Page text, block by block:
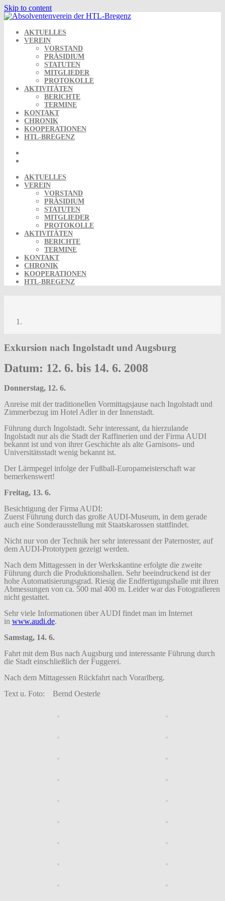
Skip to content
AKTUELLES
VEREIN
VORSTAND
PRÄSIDIUM
STATUTEN
MITGLIEDER
PROTOKOLLE
AKTIVITÄTEN
BERICHTE
TERMINE
KONTAKT
CHRONIK
KOOPERATIONEN
HTL-BREGENZ
AKTUELLES
VEREIN
VORSTAND
PRÄSIDIUM
STATUTEN
MITGLIEDER
PROTOKOLLE
AKTIVITÄTEN
BERICHTE
TERMINE
KONTAKT
CHRONIK
KOOPERATIONEN
HTL-BREGENZ
Exkursion nach Ingolstadt und Augsburg
Datum: 12. 6. bis 14. 6. 2008
Donnerstag, 12. 6.
Anreise mit der traditionellen Vormittagsjause nach Ingolstadt und
Zimmerbezug im Hotel Adler in der Innenstadt.
Führung durch Ingolstadt. Sehr interessant, da hierzulande
Ingolstadt nur als die Stadt der Raffinerien und der Firma AUDI
bekannt ist und von ihrer Geschichte als alte Garnisons- und
Universitätsstadt wenig bekannt ist.
Der Lärmpegel infolge der Fußball-Europameisterschaft war
bemerkenswert!
Freitag, 13. 6.
Besichtigung der Firma AUDI:
Zuerst Führung durch das große AUDI-Museum, in dem gerade
auch eine Sonderausstellung mit Staatskarossen stattfindet.
Nicht nur von der Technik her sehr interessant der Paternoster, auf
dem AUDI-Prototypen gezeigt werden.
Nach dem Mittagessen in der Werkskantine erfolgte die zweite
Führung durch die Produktionshallen. Sehr beeindruckend ist der
hohe Automatisierungsgrad. Riesig die Endfertigungshalle mit ihren
Abmessungen von ca. 500 mal 400 m. Leider war das Fotografieren
nicht gestattet.
Sehr viele Informationen über AUDI findet man im Internet
in www.audi.de.
Samstag, 14. 6.
Fahrt mit dem Bus nach Augsburg und interessante Führung durch
die Stadt einschließlich der Fuggerei.
Nach dem Mittagessen Rückfahrt nach Vorarlberg.
Text u. Foto: Bernd Oesterle